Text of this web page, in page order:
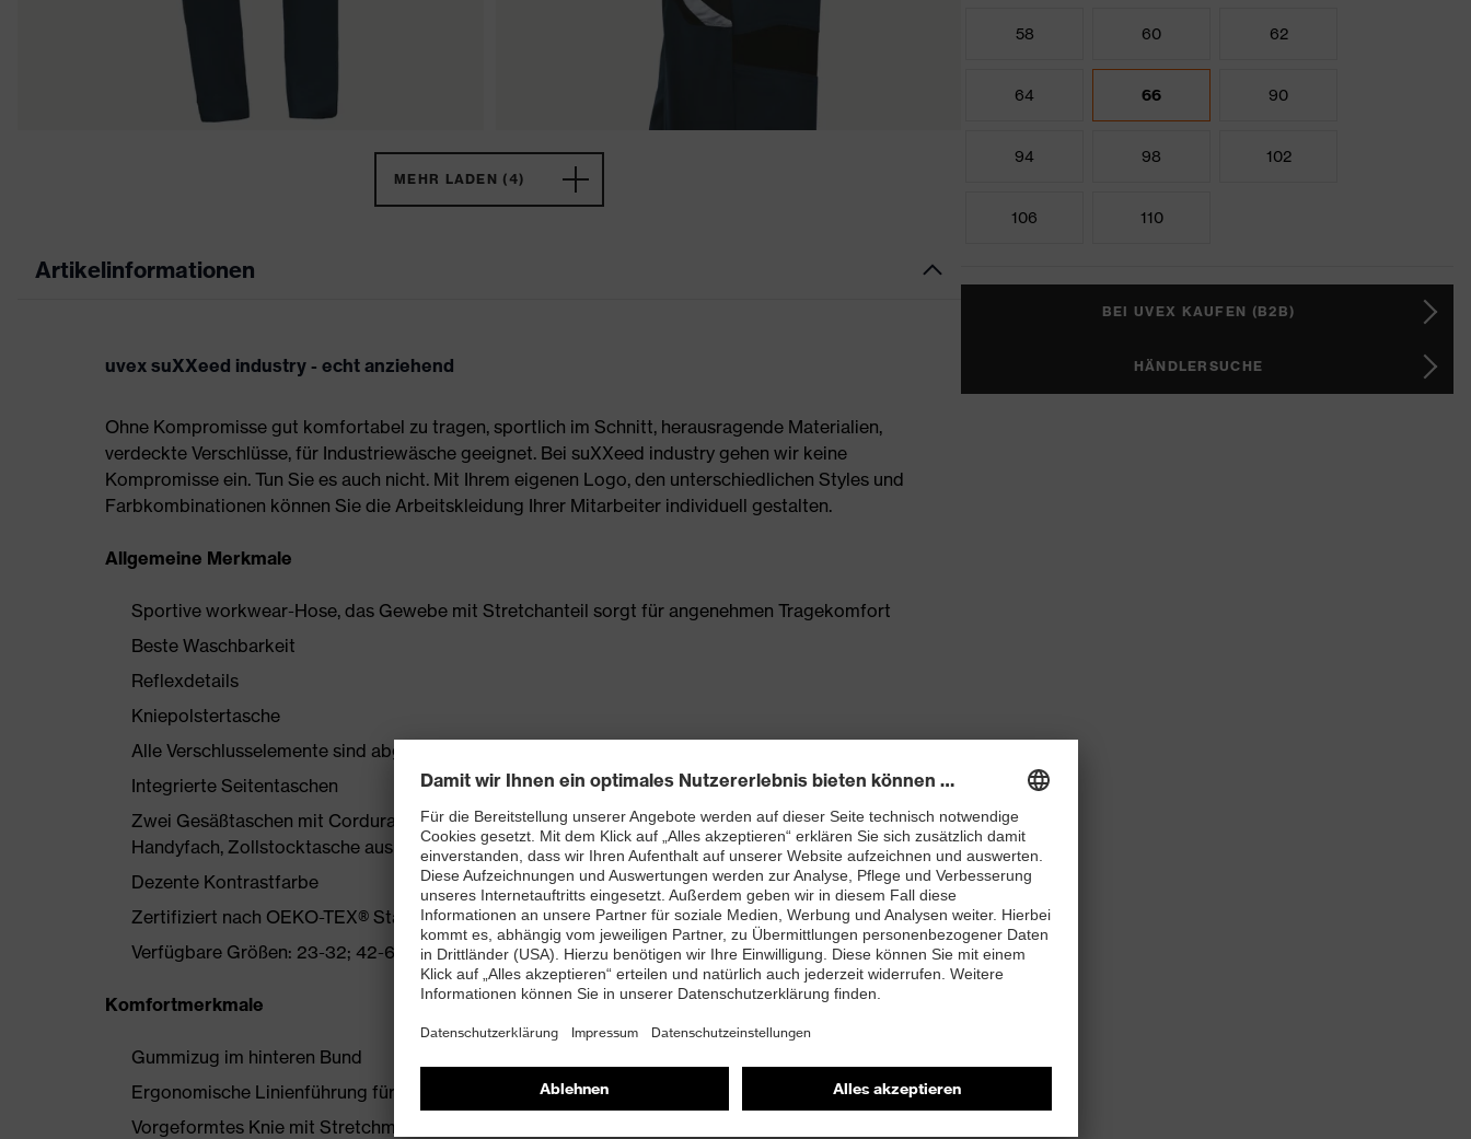
MEHR LADEN (4)
Artikelinformationen
uvex suXXeed industry - echt anziehend
Ohne Kompromisse gut komfortabel zu tragen, sportlich im Schnitt, herausragende Materialien,
verdeckte Verschlüsse, für Industriewäsche geeignet. Bei suXXeed industry gehen wir keine
Kompromisse ein. Tun Sie es auch nicht. Mit Ihrem eigenen Logo, den unterschiedlichen Styles und
Farbkombinationen können Sie die Arbeitskleidung Ihrer Mitarbeiter individuell gestalten.
Allgemeine Merkmale
Sportive workwear-Hose, das Gewebe mit Stretchanteil sorgt für angenehmen Tragekomfort
Beste Waschbarkeit
Reflexdetails
Kniepolstertasche
Alle Verschlusselemente sind abgedeckt
Integrierte Seitentaschen
Zwei Gesäßtaschen mit Cordura verstärkt, Schenkeltasche mit hohem Volumen und integriertem
Handyfach, Zollstocktasche aus Cordura
Dezente Kontrastfarbe
Zertifiziert nach OEKO-TEX® Standard 100
Verfügbare Größen: 23-32; 42-66 und 90-110
Komfortmerkmale
Gummizug im hinteren Bund
Ergonomische Linienführung für mehr Bewegungsfreiheit
Vorgeformtes Knie mit Stretchmaterial
58 60 62
64 66 90
94 98 102
106 110
BEI UVEX KAUFEN (B2B)
HÄNDLERSUCHE